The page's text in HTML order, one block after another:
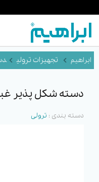
تجهیزات ترولی
دسته شکل پذیر
دسته بندی : ترولی